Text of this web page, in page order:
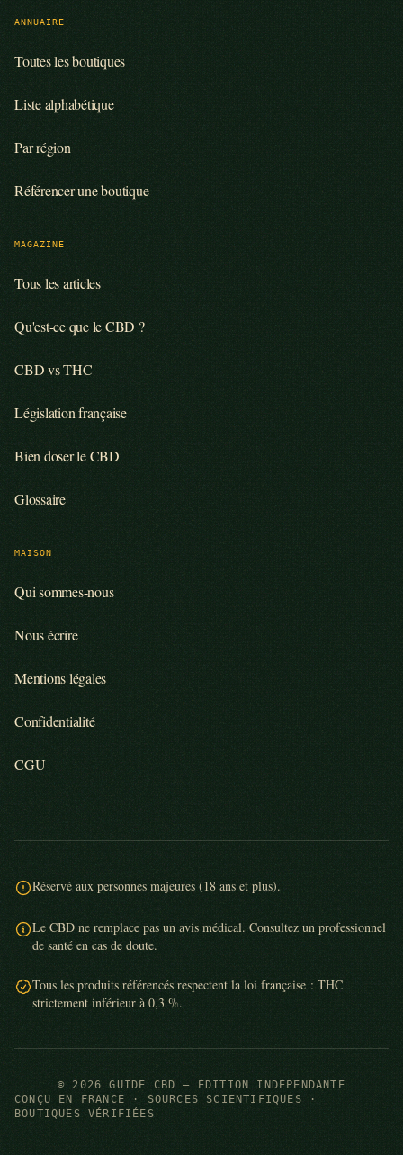
ANNUAIRE
Toutes les boutiques
Liste alphabétique
Par région
Référencer une boutique
MAGAZINE
Tous les articles
Qu'est-ce que le CBD ?
CBD vs THC
Législation française
Bien doser le CBD
Glossaire
MAISON
Qui sommes-nous
Nous écrire
Mentions légales
Confidentialité
CGU
Réservé aux personnes majeures (18 ans et plus).
Le CBD ne remplace pas un avis médical. Consultez un professionnel
de santé en cas de doute.
Tous les produits référencés respectent la loi française : THC
strictement inférieur à 0,3 %.
© 2026 GUIDE CBD — ÉDITION INDÉPENDANTE
CONÇU EN FRANCE · SOURCES SCIENTIFIQUES ·
BOUTIQUES VÉRIFIÉES